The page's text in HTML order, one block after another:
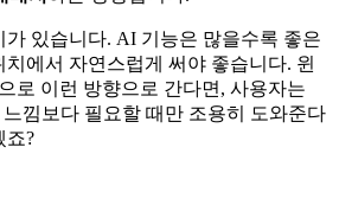
가 있습니다. AI 기능은 많을수록 좋은
에서 자연스럽게 써야 좋습니다. 윈
로 이런 방향으로 간다면, 사용자는
낌보다 필요할 때만 조용히 도와준다
죠?